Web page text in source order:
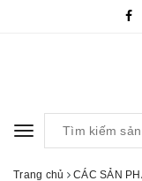
Toggle
Trang chủ CÁC SẢN